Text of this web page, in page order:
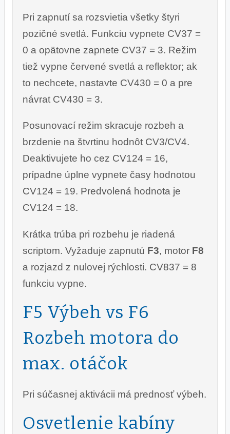
Pri zapnutí sa rozsvietia všetky štyri
pozičné svetlá. Funkciu vypnete CV37 =
0 a opätovne zapnete CV37 = 3. Režim
tiež vypne červené svetlá a reflektor; ak
to nechcete, nastavte CV430 = 0 a pre
návrat CV430 = 3.
Posunovací režim skracuje rozbeh a
brzdenie na štvrtinu hodnôt CV3/CV4.
Deaktivujete ho cez CV124 = 16,
prípadne úplne vypnete časy hodnotou
CV124 = 19. Predvolená hodnota je
CV124 = 18.
Krátka trúba pri rozbehu je riadená
scriptom. Vyžaduje zapnutú F3, motor F8
a rozjazd z nulovej rýchlosti. CV837 = 8
funkciu vypne.
F5 Výbeh vs F6
Rozbeh motora do
max. otáčok
Pri súčasnej aktivácii má prednosť výbeh.
Osvetlenie kabíny